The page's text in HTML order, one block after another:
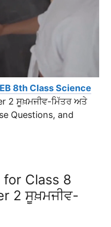
8th Class Science
2 ਸੂਖ਼ਮਜੀਵ-ਮਿੱਤਰ ਅਤੇ
Questions, and
for Class 8
2 ਸੂਖ਼ਮਜੀਵ-